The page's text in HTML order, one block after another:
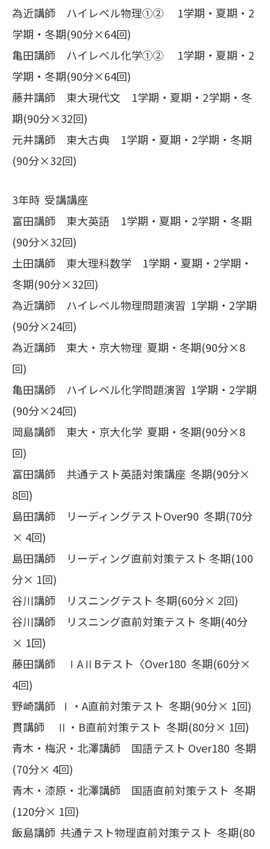
為近講師 ハイレベル物理①② 1学期・夏期・2
学期・冬期(90分×64回)
亀田講師 ハイレベル化学①② 1学期・夏期・2
学期・冬期(90分×64回)
藤井講師 東大現代文 1学期・夏期・2学期・冬
期(90分×32回)
元井講師 東大古典 1学期・夏期・2学期・冬期
(90分×32回)
3年時 受講講座
富田講師 東大英語 1学期・夏期・2学期・冬期
(90分×32回)
土田講師 東大理科数学 1学期・夏期・2学期・
冬期(90分×32回)
為近講師 ハイレベル物理問題演習 1学期・2学期
(90分×24回)
為近講師 東大・京大物理 夏期・冬期(90分×8
回)
亀田講師 ハイレベル化学問題演習 1学期・2学期
(90分×24回)
岡島講師 東大・京大化学 夏期・冬期(90分×8
回)
富田講師 共通テスト英語対策講座 冬期(90分×
8回)
島田講師 リーディングテストOver90 冬期(70分
× 4回)
島田講師 リーディング直前対策テスト 冬期(100
分× 1回)
谷川講師 リスニングテスト 冬期(60分× 2回)
谷川講師 リスニング直前対策テスト 冬期(40分
× 1回)
藤田講師 ⅠAⅡBテスト〈Over180 冬期(60分×
4回)
野崎講師 Ⅰ・A直前対策テスト 冬期(90分× 1回)
貫講師 Ⅱ・B直前対策テスト 冬期(80分× 1回)
青木・梅沢・北澤講師 国語テスト Over180 冬期
(70分× 4回)
青木・漆原・北澤講師 国語直前対策テスト 冬期
(120分× 1回)
飯島講師 共通テスト物理直前対策テスト 冬期(80